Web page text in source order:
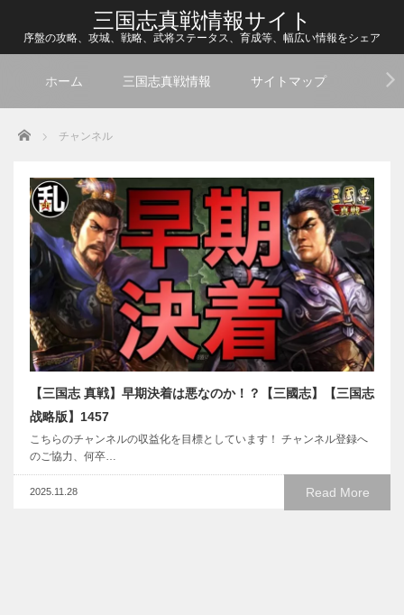
三国志真戦情報サイト
序盤の攻略、攻城、戦略、武将ステータス、育成等、幅広い情報をシェア
ホーム 三国志真戦情報 サイトマップ
Home チャンネル
【三国志 真戦】早期決着は悪なのか！？【三國志】【三国志
战略版】1457
こちらのチャンネルの収益化を目標としています！ チャンネル登録へ
のご協力、何卒…
Read More
2025.11.28